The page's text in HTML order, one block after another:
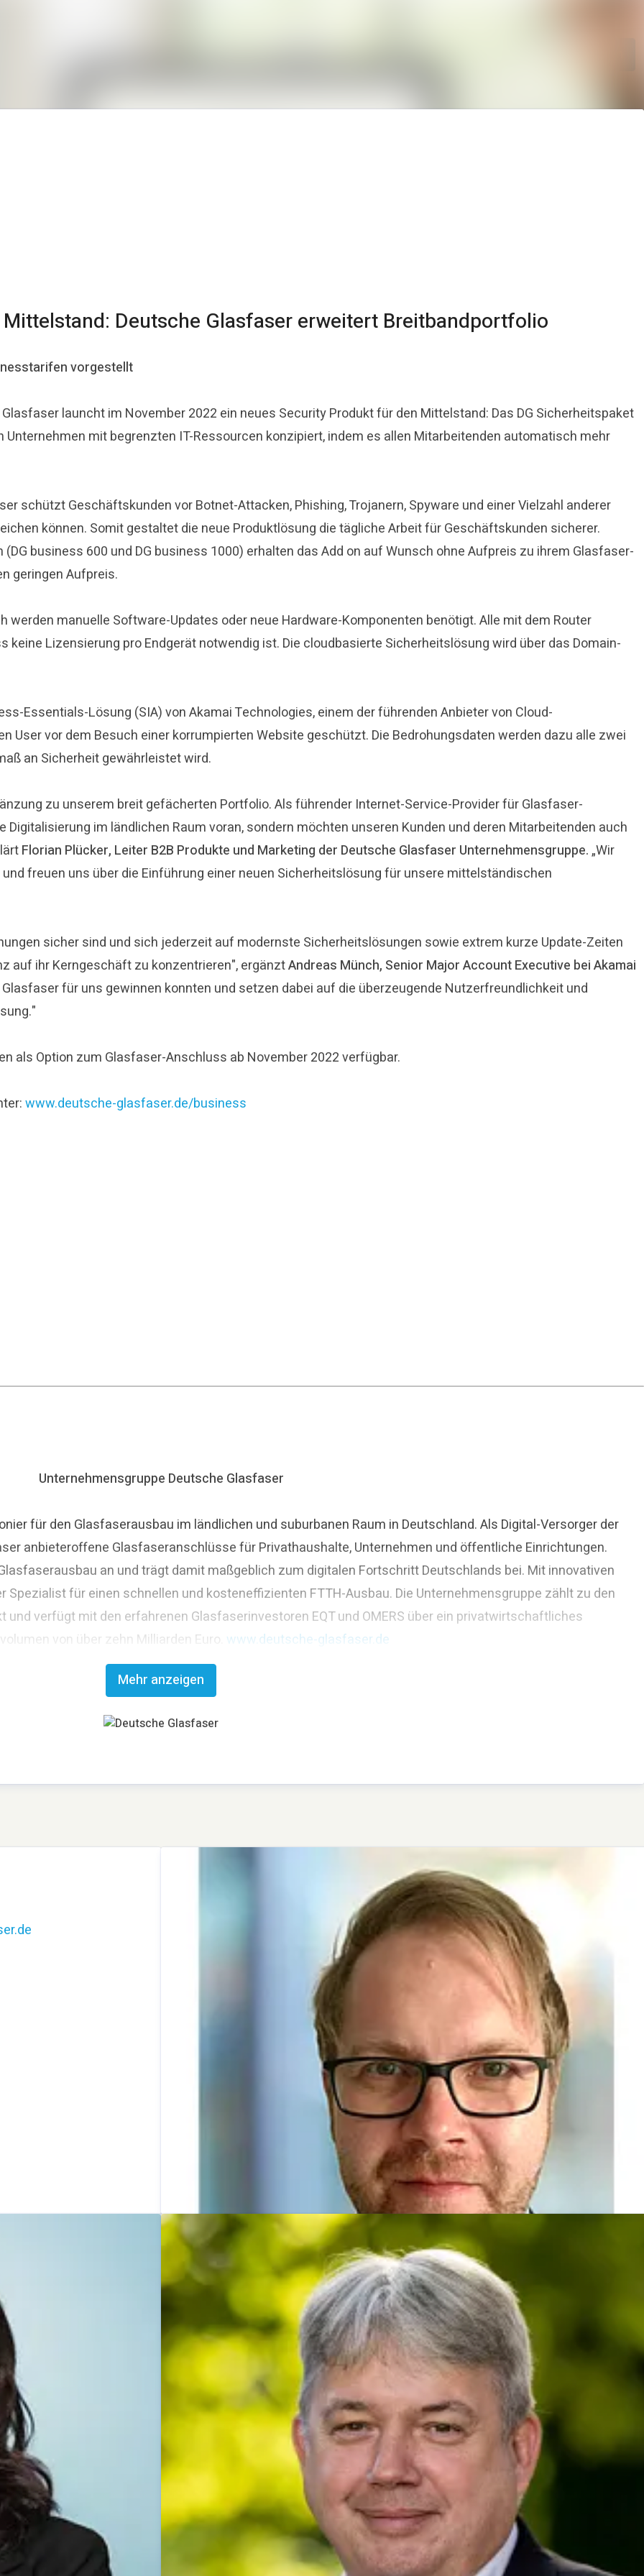
Deutsche Glasfaser erweitert Breitbandportfolio
vorgestellt
launcht im November 2022 ein neues Security Produkt für den Mittelstand: Das DG Sicherheitspaket
mit begrenzten IT-Ressourcen konzipiert, indem es allen Mitarbeitenden automatisch mehr
schützt Geschäftskunden vor Botnet-Attacken, Phishing, Trojanern, Spyware und einer Vielzahl anderer
können. Somit gestaltet die neue Produktlösung die tägliche Arbeit für Geschäftskunden sicherer.
business 600 und DG business 1000) erhalten das Add on auf Wunsch ohne Aufpreis zu ihrem Glasfaser-
geringen Aufpreis.
werden manuelle Software-Updates oder neue Hardware-Komponenten benötigt. Alle mit dem Router
Lizensierung pro Endgerät notwendig ist. Die cloudbasierte Sicherheitslösung wird über das Domain-
Essentials-Lösung (SIA) von Akamai Technologies, einem der führenden Anbieter von Cloud-
User vor dem Besuch einer korrumpierten Website geschützt. Die Bedrohungsdaten werden dazu alle zwei
an Sicherheit gewährleistet wird.
zu unserem breit gefächerten Portfolio. Als führender Internet-Service-Provider für Glasfaser-
im ländlichen Raum voran, sondern möchten unseren Kunden und deren Mitarbeitenden auch
Florian Plücker, Leiter B2B Produkte und Marketing der Deutsche Glasfaser Unternehmensgruppe.„Wir
freuen uns über die Einführung einer neuen Sicherheitslösung für unsere mittelständischen
sicher sind und sich jederzeit auf modernste Sicherheitslösungen sowie extrem kurze Update-Zeiten
auf ihr Kerngeschäft zu konzentrieren", ergänztAndreas Münch, Senior Major Account Executive bei Akamai
für uns gewinnen konnten und setzen dabei auf die überzeugende Nutzerfreundlichkeit und
als Option zum Glasfaser-Anschluss ab November 2022 verfügbar.
www.deutsche-glasfaser.de/business
Unternehmensgruppe Deutsche Glasfaser
für den Glasfaserausbau im ländlichen und suburbanen Raum in Deutschland. Als Digital-Versorger der
anbieteroffene Glasfaseranschlüsse für Privathaushalte, Unternehmen und öffentliche Einrichtungen.
an und trägt damit maßgeblich zum digitalen Fortschritt Deutschlands bei. Mit innovativen
für einen schnellen und kosteneffizienten FTTH-Ausbau. Die Unternehmensgruppe zählt zu den
verfügt mit den erfahrenen Glasfaserinvestoren EQT und OMERS über ein privatwirtschaftliches
von über zehn Milliarden Euro. www.deutsche-glasfaser.de
Mehr anzeigen
Pressekontakt
Pressesprecherpresse@deutsche-glasfaser.de